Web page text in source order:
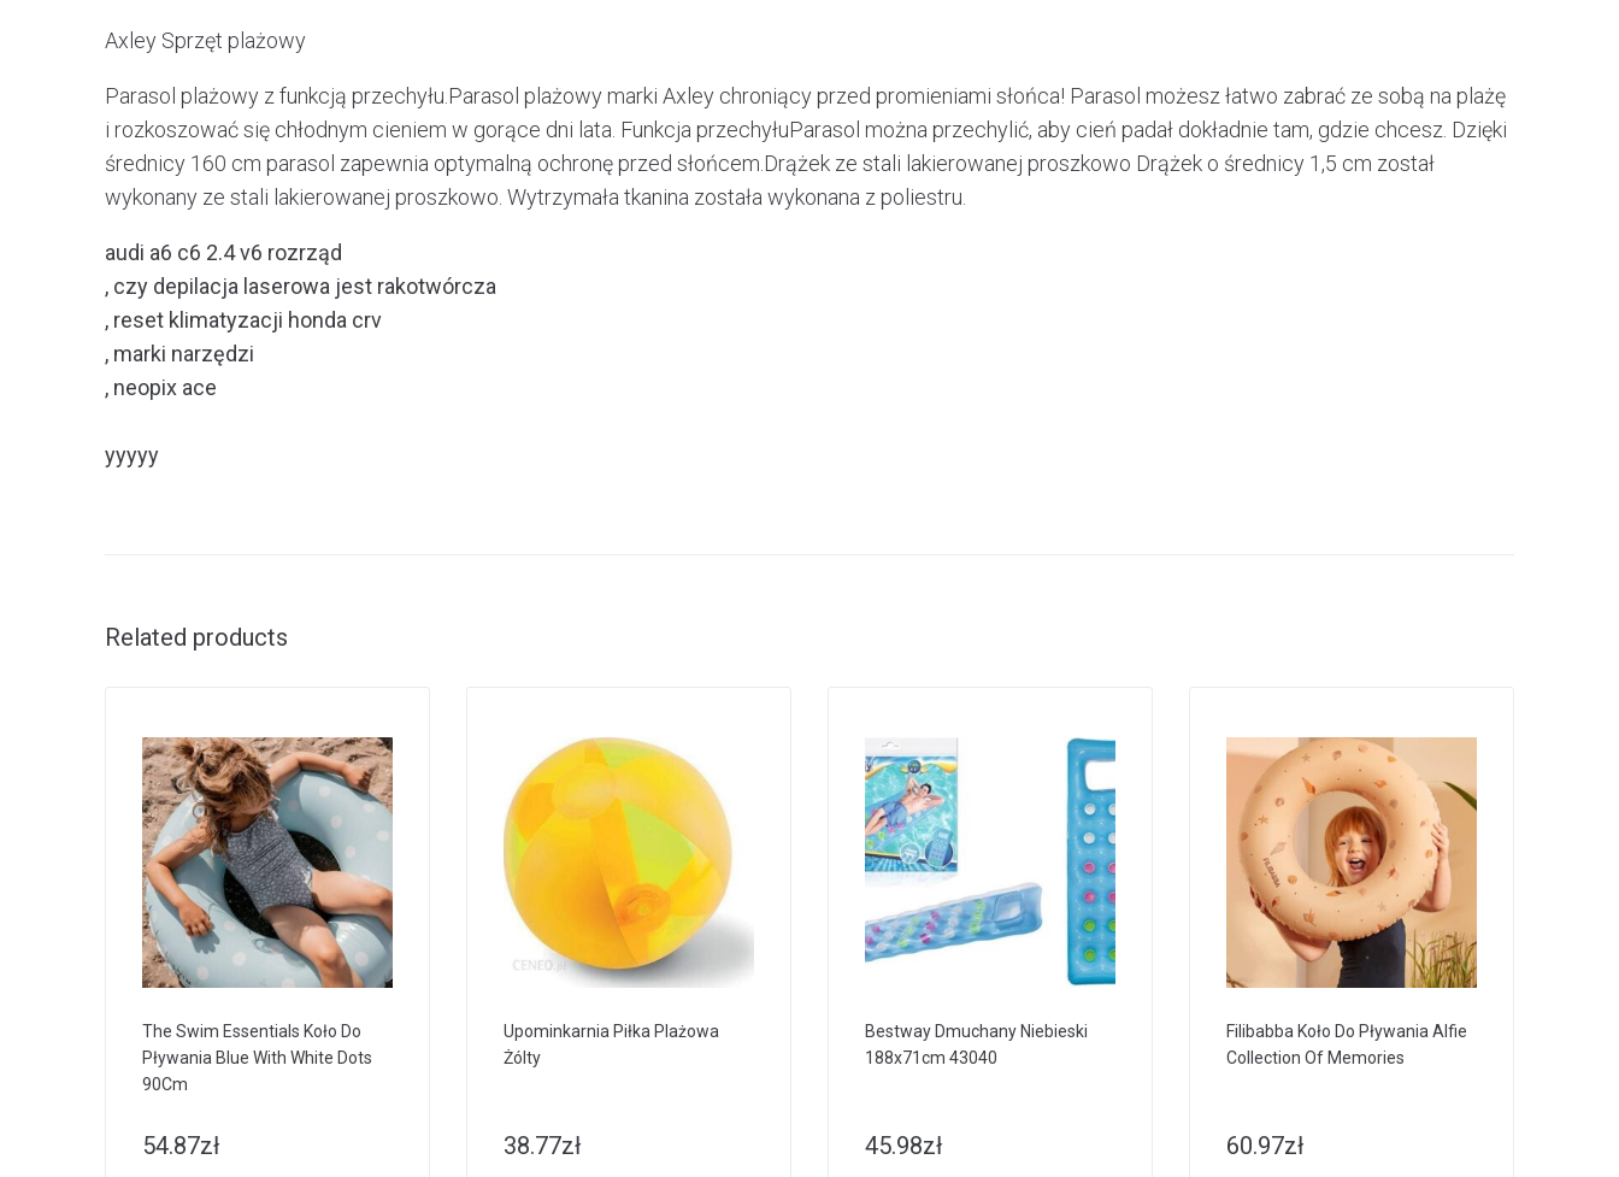
Axley Sprzęt plażowy
Parasol plażowy z funkcją przechyłu.Parasol plażowy marki Axley chroniący przed promieniami słońca! Parasol możesz łatwo zabrać ze sobą na plażę
i rozkoszować się chłodnym cieniem w gorące dni lata. Funkcja przechyłuParasol można przechylić, aby cień padał dokładnie tam, gdzie chcesz. Dzięki
średnicy 160 cm parasol zapewnia optymalną ochronę przed słońcem.Drążek ze stali lakierowanej proszkowo Drążek o średnicy 1,5 cm został
wykonany ze stali lakierowanej proszkowo. Wytrzymała tkanina została wykonana z poliestru.
audi a6 c6 2.4 v6 rozrząd
, czy depilacja laserowa jest rakotwórcza
, reset klimatyzacji honda crv
, marki narzędzi
, neopix ace
yyyyy
Related products
The Swim Essentials Koło Do
Pływania Blue With White Dots
90Cm
54.87zł
Upominkarnia Piłka Plażowa
Żólty
38.77zł
Bestway Dmuchany Niebieski
188x71cm 43040
45.98zł
Filibabba Koło Do Pływania Alfie
Collection Of Memories
60.97zł